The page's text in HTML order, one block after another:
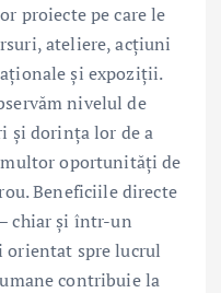
proiecte pe care le
ateliere, acțiuni
și expoziții.
nivelul de
și dorința lor de a
oportunități de
Beneficiile directe
chiar și într-un
orientat spre lucrul
contribuie la